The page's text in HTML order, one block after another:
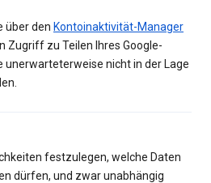
über den Kontoinaktivität-Manager
Zugriff zu Teilen Ihres Google-
unerwarteterweise nicht in der Lage
festzulegen, welche Daten
dürfen, und zwar unabhängig